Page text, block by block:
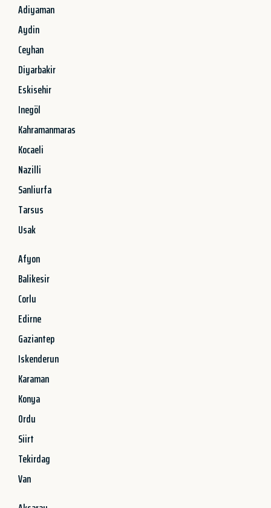
Adiyaman
Aydin
Ceyhan
Diyarbakir
Eskisehir
Inegöl
Kahramanmaras
Kocaeli
Nazilli
Sanliurfa
Tarsus
Usak
Afyon
Balikesir
Corlu
Edirne
Gaziantep
Iskenderun
Karaman
Konya
Ordu
Siirt
Tekirdag
Van